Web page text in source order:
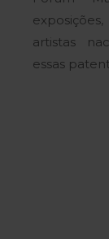
artistas
essas